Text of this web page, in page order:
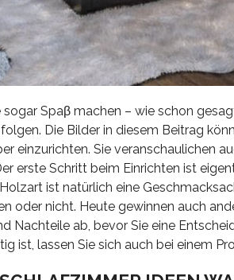
Spaβ machen – wie schon
Die Bilder in diesem Beitrag
einzurichten. Sie veranschaulichen
erste Schritt beim Einrichten ist
ist natürlich eine
oder nicht. Heute gewinnen auch
Nachteile ab, bevor Sie eine
ist, lassen Sie sich auch bei einem